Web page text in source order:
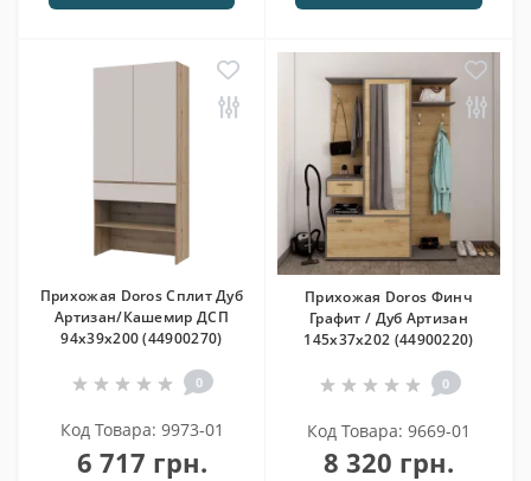
Прихожая Doros Сплит Дуб
Артизан/Кашемир ДСП
94х39х200 (44900270)
0
Код Товара: 9973-01
6 717 грн.
Прихожая Doros Финч
Графит / Дуб Артизан
145х37х202 (44900220)
0
Код Товара: 9669-01
8 320 грн.